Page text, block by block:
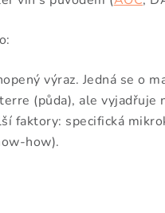
výraz. Jedná se o
(půda), ale vyjadřuje
faktory: specifická
how).